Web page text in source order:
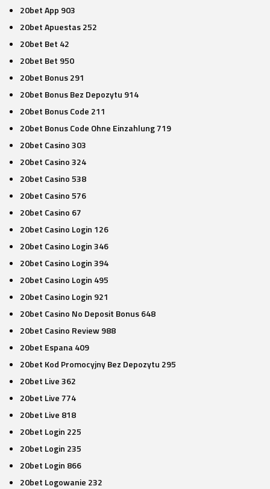
20bet App 903
20bet Apuestas 252
20bet Bet 42
20bet Bet 950
20bet Bonus 291
20bet Bonus Bez Depozytu 914
20bet Bonus Code 211
20bet Bonus Code Ohne Einzahlung 719
20bet Casino 303
20bet Casino 324
20bet Casino 538
20bet Casino 576
20bet Casino 67
20bet Casino Login 126
20bet Casino Login 346
20bet Casino Login 394
20bet Casino Login 495
20bet Casino Login 921
20bet Casino No Deposit Bonus 648
20bet Casino Review 988
20bet Espana 409
20bet Kod Promocyjny Bez Depozytu 295
20bet Live 362
20bet Live 774
20bet Live 818
20bet Login 225
20bet Login 235
20bet Login 866
20bet Logowanie 232